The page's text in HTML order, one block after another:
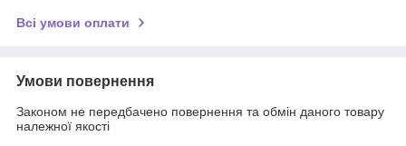
Всі умови оплати
Умови повернення
Законом не передбачено повернення та обмін даного товару
належної якості